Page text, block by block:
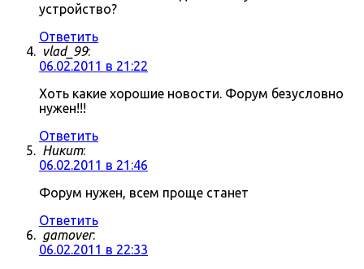
устройство?
Ответить
vlad_99:
06.02.2011 в 21:22
Хоть какие хорошие новости. Форум безусловно
нужен!!!
Ответить
Никит:
06.02.2011 в 21:46
Форум нужен, всем проще станет
Ответить
gamover:
06.02.2011 в 22:33